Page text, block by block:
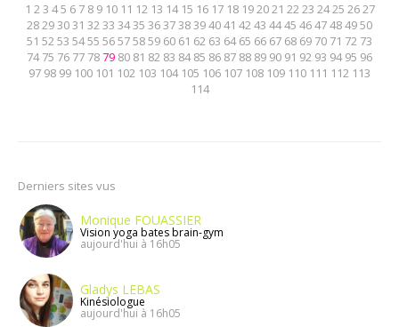
1 23 45 6 7 8 9 10 11 12 13 14 15 16 17 18 192021 2223 2425 2627
28293031 3233 3435 363738394041 4243 4445 4647484950
51 5253 5455 56575859 60 61 62 63 64 65 66 67 68 69 70 71 72 73
74 75 76 77 7879 80 81 82 83 84 85 86 87 88 89 90 91 92 93 94 95 96
97 98 99 100 101 102 103 104 105 106 107 108 109 110 111 112 113
114
Derniers sites vus
Monique FOUASSIER
Vision yoga bates brain-gym
aujourd'hui à 16h05
Gladys LEBAS
Kinésiologue
aujourd'hui à 16h05